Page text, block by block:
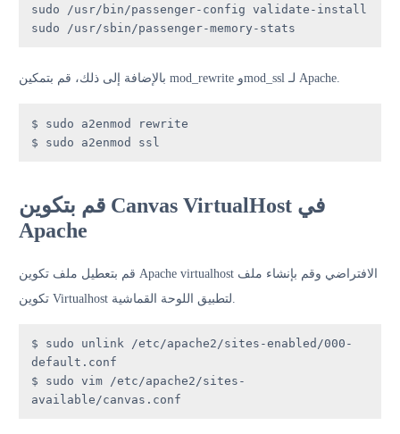
sudo /usr/bin/passenger-config validate-install
sudo /usr/sbin/passenger-memory-stats
بالإضافة إلى ذلك، قم بتمكين mod_rewrite وmod_ssl لـ Apache.
$ sudo a2enmod rewrite
$ sudo a2enmod ssl
قم بتكوين Canvas VirtualHost في
Apache
قم بتعطيل ملف تكوين Apache virtualhost الافتراضي وقم بإنشاء ملف
$ sudo unlink /etc/apache2/sites-enabled/000-
default.conf
$ sudo vim /etc/apache2/sites-
available/canvas.conf